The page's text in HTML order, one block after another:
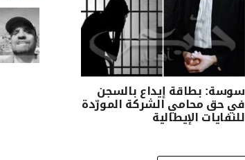
سوسة: بطاقة إيداع بالسجن
في حق محامي الشركة المورّدة
للنفايات الإيطالية